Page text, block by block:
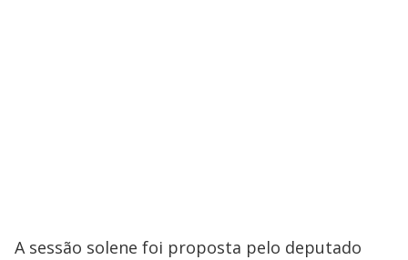
A sessão solene foi proposta pelo deputado